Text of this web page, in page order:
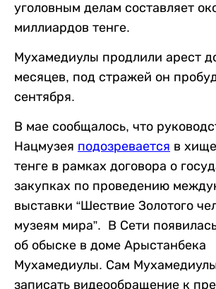
уголовным делам составляет
миллиардов тенге.
Мухамедиулы продлили арест
месяцев, под стражей он
сентября.
В мае сообщалось, что
Нацмузея подозревается в
тенге в рамках договора о
закупках по проведению
выставки “Шествие Золотого
музеям мира”. В Сети
об обыске в доме Арыстанбека
Мухамедиулы. Сам
записать видеообращение к